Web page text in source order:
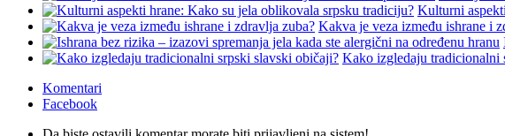
Kulturni
Kakva je veza između ishrane i
Kako izgledaju tradicionalni
Komentari
Facebook